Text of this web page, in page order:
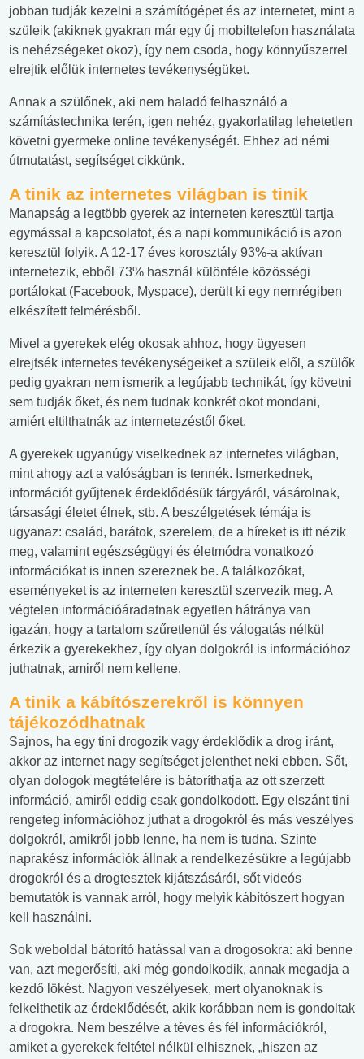
jobban tudják kezelni a számítógépet és az internetet, mint a
szüleik (akiknek gyakran már egy új mobiltelefon használata
is nehézségeket okoz), így nem csoda, hogy könnyűszerrel
elrejtik előlük internetes tevékenységüket.
Annak a szülőnek, aki nem haladó felhasználó a
számítástechnika terén, igen nehéz, gyakorlatilag lehetetlen
követni gyermeke online tevékenységét. Ehhez ad némi
útmutatást, segítséget cikkünk.
A tinik az internetes világban is tinik
Manapság a legtöbb gyerek az interneten keresztül tartja
egymással a kapcsolatot, és a napi kommunikáció is azon
keresztül folyik. A 12-17 éves korosztály 93%-a aktívan
internetezik, ebből 73% használ különféle közösségi
portálokat (Facebook, Myspace), derült ki egy nemrégiben
elkészített felmérésből.
Mivel a gyerekek elég okosak ahhoz, hogy ügyesen
elrejtsék internetes tevékenységeiket a szüleik elől, a szülők
pedig gyakran nem ismerik a legújabb technikát, így követni
sem tudják őket, és nem tudnak konkrét okot mondani,
amiért eltilthatnák az internetezéstől őket.
A gyerekek ugyanúgy viselkednek az internetes világban,
mint ahogy azt a valóságban is tennék. Ismerkednek,
információt gyűjtenek érdeklődésük tárgyáról, vásárolnak,
társasági életet élnek, stb. A beszélgetések témája is
ugyanaz: család, barátok, szerelem, de a híreket is itt nézik
meg, valamint egészségügyi és életmódra vonatkozó
információkat is innen szereznek be. A találkozókat,
eseményeket is az interneten keresztül szervezik meg. A
végtelen információáradatnak egyetlen hátránya van
igazán, hogy a tartalom szűretlenül és válogatás nélkül
érkezik a gyerekekhez, így olyan dolgokról is információhoz
juthatnak, amiről nem kellene.
A tinik a kábítószerekről is könnyen
tájékozódhatnak
Sajnos, ha egy tini drogozik vagy érdeklődik a drog iránt,
akkor az internet nagy segítséget jelenthet neki ebben. Sőt,
olyan dologok megtételére is bátoríthatja az ott szerzett
információ, amiről eddig csak gondolkodott. Egy elszánt tini
rengeteg információhoz juthat a drogokról és más veszélyes
dolgokról, amikről jobb lenne, ha nem is tudna. Szinte
naprakész információk állnak a rendelkezésükre a legújabb
drogokról és a drogtesztek kijátszásáról, sőt videós
bemutatók is vannak arról, hogy melyik kábítószert hogyan
kell használni.
Sok weboldal bátorító hatással van a drogosokra: aki benne
van, azt megerősíti, aki még gondolkodik, annak megadja a
kezdő lökést. Nagyon veszélyesek, mert olyanoknak is
felkelthetik az érdeklődését, akik korábban nem is gondoltak
a drogokra. Nem beszélve a téves és fél információkról,
amiket a gyerekek feltétel nélkül elhisznek, „hiszen az